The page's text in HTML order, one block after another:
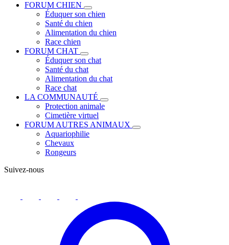
FORUM CHIEN
Éduquer son chien
Santé du chien
Alimentation du chien
Race chien
FORUM CHAT
Éduquer son chat
Santé du chat
Alimentation du chat
Race chat
LA COMMUNAUTÉ
Protection animale
Cimetière virtuel
FORUM AUTRES ANIMAUX
Aquariophilie
Chevaux
Rongeurs
Suivez-nous